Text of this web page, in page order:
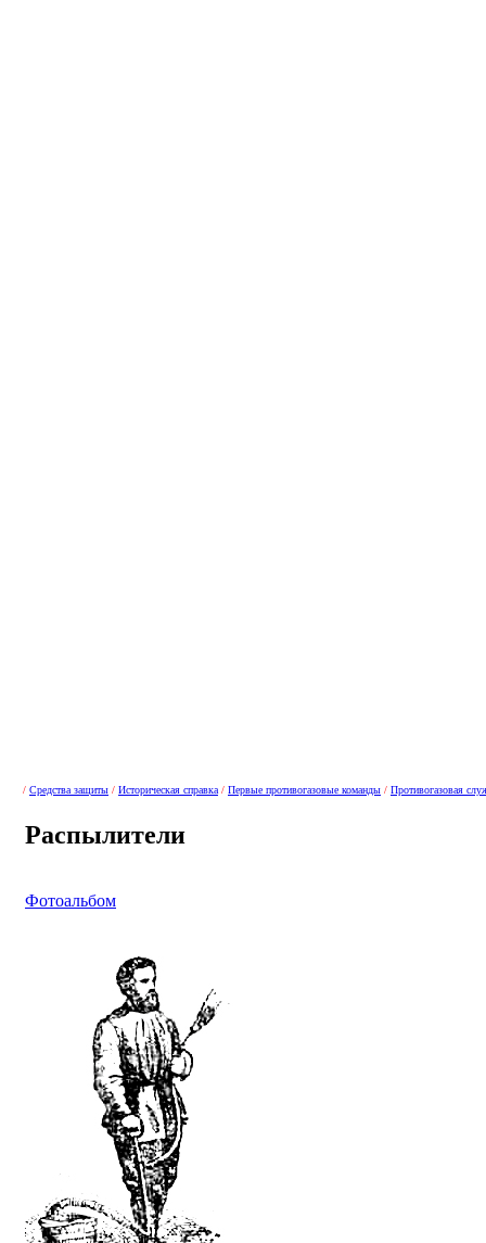
/ Средства защиты / Историческая справка / Первые противогазовые команды / Противогазовая
Распылители
Фотоальбом